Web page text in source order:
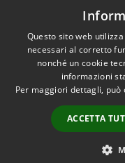
Dichiarazione di
Accessibilità
Questo sito web
necessari al corretto
nonché un cookie
informazioni
Per maggiori dettagli, può
ACCETTA